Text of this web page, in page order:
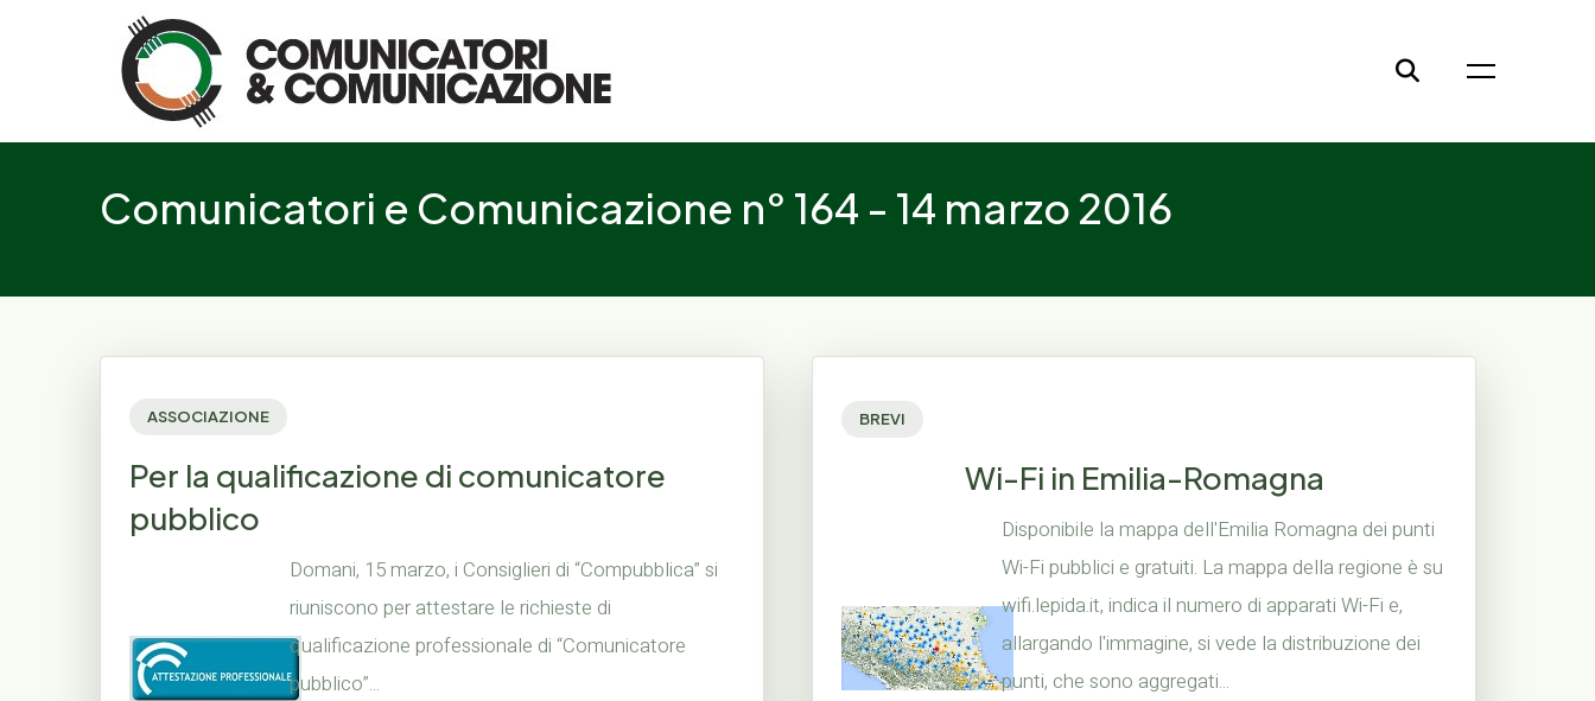
Logo
Comunicatori e Comunicazione n° 164 - 14 marzo 2016
ASSOCIAZIONE
Per la qualificazione di comunicatore
pubblico
Domani, 15 marzo, i Consiglieri di “Compubblica” si
riuniscono per attestare le richieste di
qualificazione professionale di “Comunicatore
pubblico”...
BREVI
Wi-Fi in Emilia-Romagna
Disponibile la mappa dell'Emilia Romagna dei punti
Wi-Fi pubblici e gratuiti. La mappa della regione è su
wifi.lepida.it, indica il numero di apparati Wi-Fi e,
allargando l'immagine, si vede la distribuzione dei
punti, che sono aggregati...